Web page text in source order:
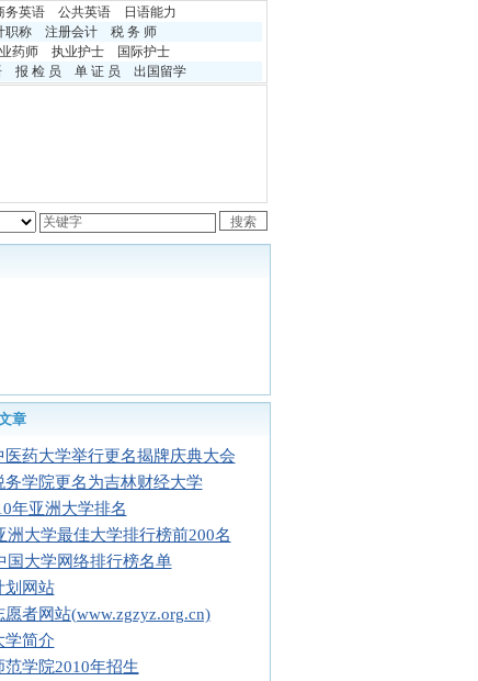
务英语 公共英语
日语能力
职称 注册会计
税 务 师
药师 执业护士
国际护士
报 检 员 单 证 员 出国留学
章
医药大学举行更名揭牌庆典大会
务学院更名为吉林财经大学
年亚洲大学排名
洲大学最佳大学排行榜前200名
国大学网络排行榜名单
划网站
愿者网站(www.zgzyz.org.cn)
学简介
范学院2010年招生